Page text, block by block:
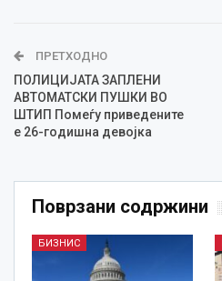
ПРЕТХОДНО
ПОЛИЦИЈАТА ЗАПЛЕНИ
АВТОМАТСКИ ПУШКИ ВО
ШТИП Помеѓу приведените
е 26-годишна девојка
Поврзани содржини
БИЗНИС